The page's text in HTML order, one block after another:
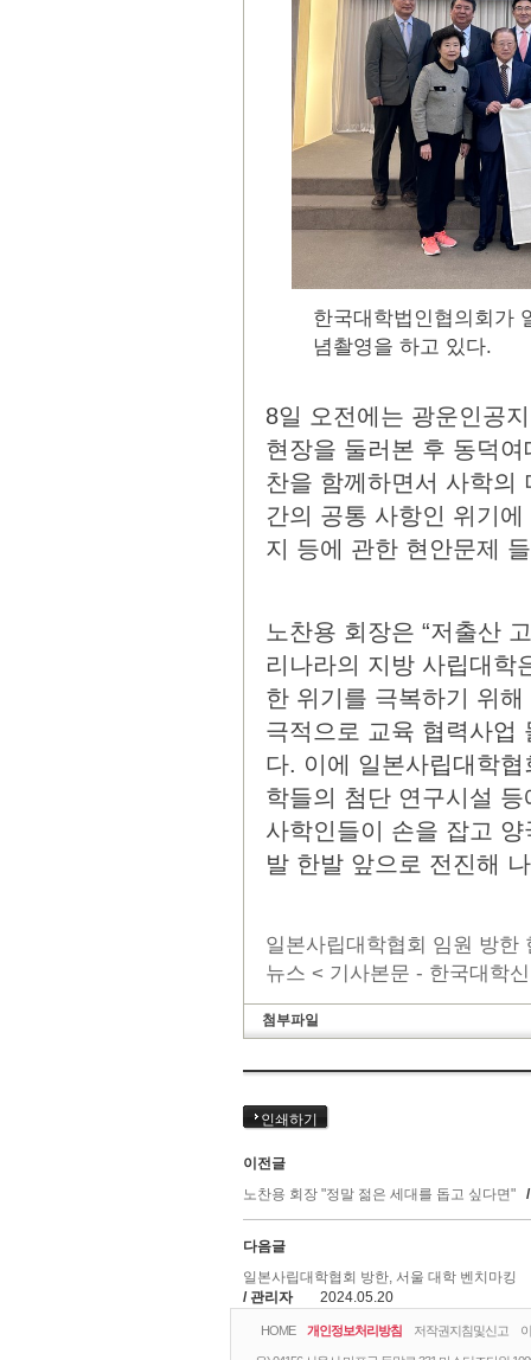
한국대학법인협의회가
념촬영을 하고 있다.
8일 오전에는 광운인공
현장을 둘러본 후 동덕
찬을 함께하면서 사학의
간의 공통 사항인 위기
지 등에 관한 현안문제
노찬용 회장은 “저출산
리나라의 지방 사립대학
한 위기를 극복하기 위
극적으로 교육 협력사업
다. 이에 일본사립대학
학들의 첨단 연구시설
사학인들이 손을 잡고
발 한발 앞으로 전진해
일본사립대학협회 임원 방한
뉴스 < 기사본문 - 한국대학
첨부파일
인쇄하기
이전글
노찬용 회장 "정말 젊은 세대를 돕고 싶다면"
다음글
일본사립대학협회 방한, 서울 대학 벤치마킹
/ 관리자
2024.05.20
HOME 개인정보처리방침 저작권지침및신고